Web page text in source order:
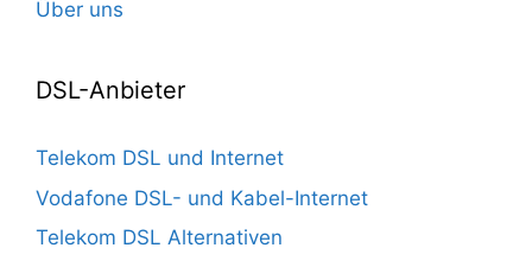
Über uns
DSL-Anbieter
Telekom DSL und Internet
Vodafone DSL- und Kabel-Internet
Telekom DSL Alternativen